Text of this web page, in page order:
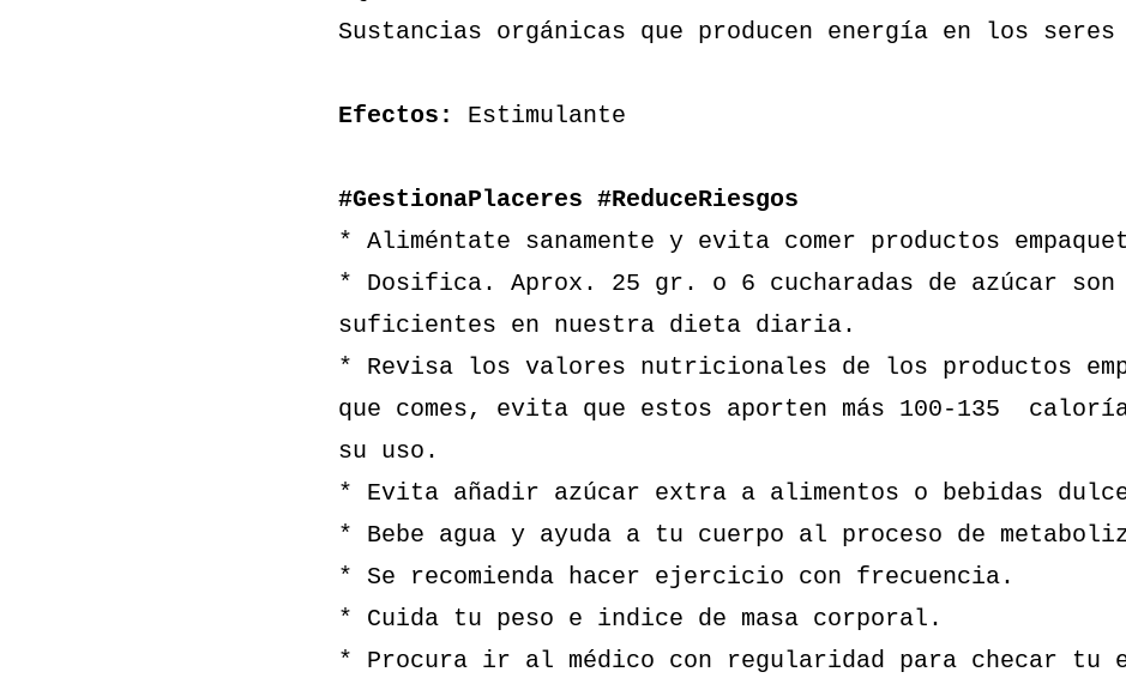
Sustancias orgánicas que producen energía en los
Efectos: Estimulante
#GestionaPlaceres #ReduceRiesgos
* Aliméntate sanamente y evita comer productos
* Dosifica. Aprox. 25 gr. o 6 cucharadas de azúcar son
suficientes en nuestra dieta diaria.
* Revisa los valores nutricionales de los productos
que comes, evita que estos aporten más 100-135
su uso.
* Evita añadir azúcar extra a alimentos o bebidas
* Bebe agua y ayuda a tu cuerpo al proceso de
* Se recomienda hacer ejercicio con frecuencia.
* Cuida tu peso e indice de masa corporal.
* Procura ir al médico con regularidad para checar tu